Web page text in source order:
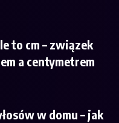
to cm – związek
a centymetrem
w domu – jak